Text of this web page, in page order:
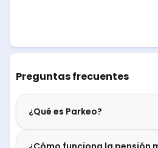
Preguntas frecuentes
¿Qué es Parkeo?